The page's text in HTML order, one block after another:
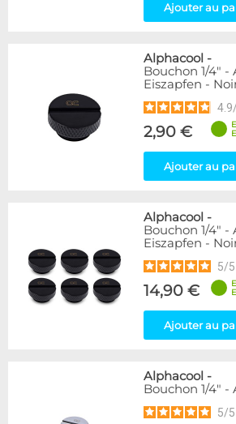
153
4
Bouchon
12
Carré
Coudé 30°
5
Disponibilité / Promotions
Articles en stock
Articles en promotions
Ajouter au
Alphacool -
Bouchon 1/4" -
Eiszapfen -
4.9/
2,90 €
Ajouter au
Alphacool -
Bouchon 1/4" -
Eiszapfen -
5/5
14,90 €
Ajouter au
Alphacool -
Bouchon 1/4" -
5/5